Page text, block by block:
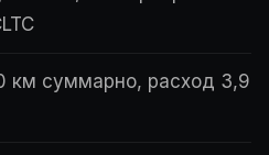
км суммарно, расход 3,9